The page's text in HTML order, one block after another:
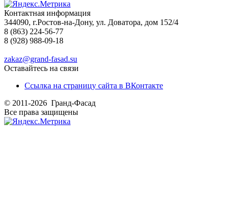
Контактная информация
344090, г.Ростов-на-Дону, ул. Доватора, дом 152/4
8 (863) 224-56-77
8 (928) 988-09-18
zakaz@grand-fasad.su
Оставайтесь на связи
Ссылка на страницу сайта в ВКонтакте
© 2011-2026 Гранд-Фасад
Все права защищены